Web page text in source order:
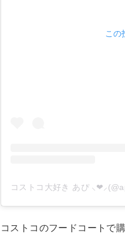
こ
コストコ大好き あぴ
コストコのフードコートで